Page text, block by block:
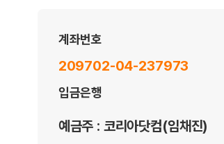
계좌번호
209702-04-237973
입금은행
예금주 : 코리아닷컴(임채진)